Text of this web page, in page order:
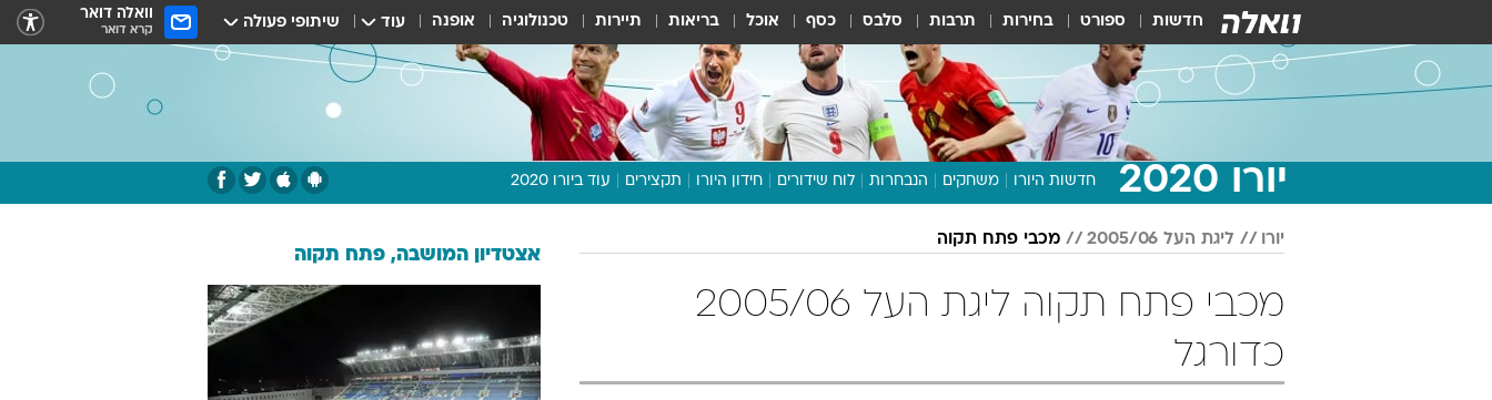
חדשות ספורט בחירות תרבות סלבס כסף אוכל בריאות תיירות טכנולוגיה אופנה עוד שיתופי פעולה וואלה דואר
קרא דואר
יורו 2020 חדשות היורו משחקים הנבחרות לוח שידורים חידון היורו תקצירים עוד ביורו 2020
תכנית היורו
דעות ופרשנויות
וואלה! ספורט
יורו ליגת העל 2005/06 מכבי פתח תקוה
מכבי פתח תקוה ליגת העל 2005/06
כדורגל
אצטדיון המושבה, פתח תקוה